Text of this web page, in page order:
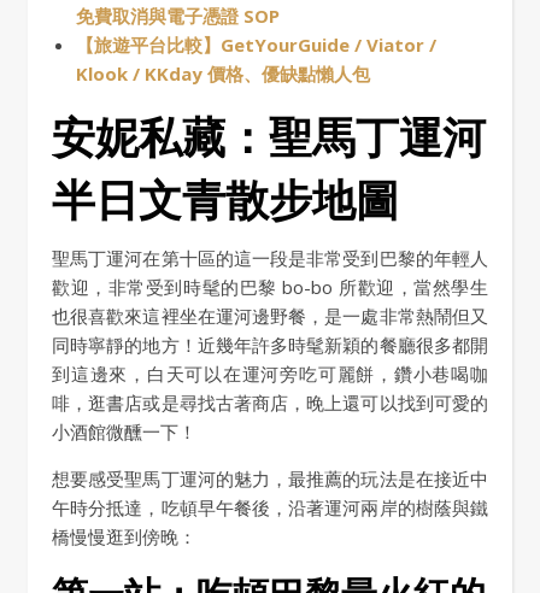
免費取消與電子憑證 SOP
【旅遊平台比較】GetYourGuide / Viator /
Klook / KKday 價格、優缺點懶人包
安妮私藏：聖馬丁運河
半日文青散步地圖
聖馬丁運河在第十區的這一段是非常受到巴黎的年輕人
歡迎，非常受到時髦的巴黎 bo-bo 所歡迎，當然學生
也很喜歡來這裡坐在運河邊野餐，是一處非常熱鬧但又
同時寧靜的地方！近幾年許多時髦新穎的餐廳很多都開
到這邊來，白天可以在運河旁吃可麗餅，鑽小巷喝咖
啡，逛書店或是尋找古著商店，晚上還可以找到可愛的
小酒館微醺一下！
想要感受聖馬丁運河的魅力，最推薦的玩法是在接近中
午時分抵達，吃頓早午餐後，沿著運河兩岸的樹蔭與鐵
橋慢慢逛到傍晚：